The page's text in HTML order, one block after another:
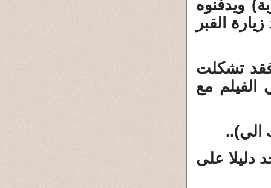
ويدفنوه
القبر
فقد تشكلت
مع
الي)..
دليلا على